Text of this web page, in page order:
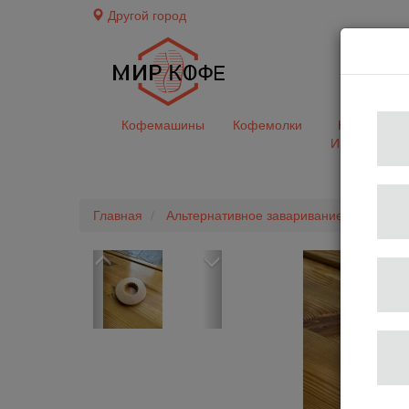
Другой город
Кофемашины Кофемолки
Кофе&Чай
Ингредиенты
Главная Альтернативное заваривание
Previous